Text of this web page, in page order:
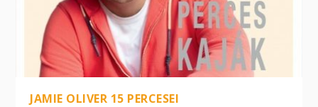
JAMIE OLIVER 15 PERCESEI